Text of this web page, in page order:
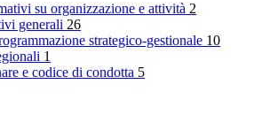
su organizzazione e attività 2
generali 26
strategico-gestionale 10
1
e codice di condotta 5